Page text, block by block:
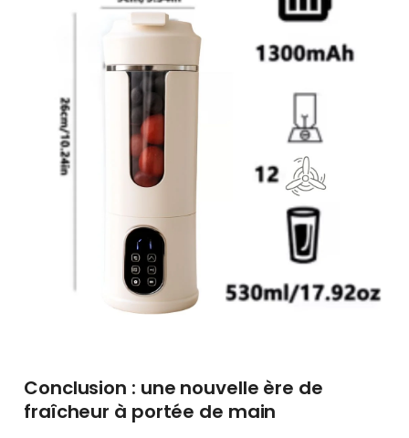
Conclusion : une nouvelle ère de
fraîcheur à portée de main